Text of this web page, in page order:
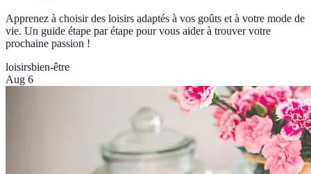
Apprenez à choisir des loisirs adaptés à vos goûts et à votre mode de
vie. Un guide étape par étape pour vous aider à trouver votre
prochaine passion !
loisirsbien-être
Aug 6